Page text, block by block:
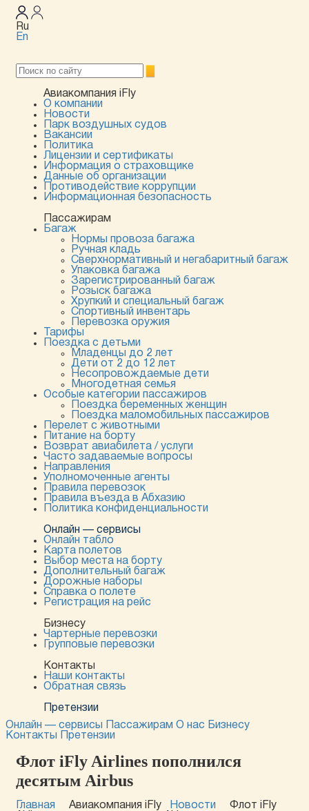
Ru
En
Авиакомпания iFly
О компании
Новости
Парк воздушных судов
Вакансии
Политика
Лицензии и сертификаты
Информация о страховщике
Данные об организации
Противодействие коррупции
Информационная безопасность
Пассажирам
Багаж
Нормы провоза багажа
Ручная кладь
Сверхнормативный и негабаритный багаж
Упаковка багажа
Зарегистрированный багаж
Розыск багажа
Хрупкий и специальный багаж
Спортивный инвентарь
Перевозка оружия
Тарифы
Поездка с детьми
Младенцы до 2 лет
Дети от 2 до 12 лет
Несопровождаемые дети
Многодетная семья
Особые категории пассажиров
Поездка беременных женщин
Поездка маломобильных пассажиров
Перелет с животными
Питание на борту
Возврат авиабилета / услуги
Часто задаваемые вопросы
Направления
Уполномоченные агенты
Правила перевозок
Правила въезда в Абхазию
Политика конфиденциальности
Онлайн — сервисы
Онлайн табло
Карта полетов
Выбор места на борту
Дополнительный багаж
Дорожные наборы
Справка о полете
Регистрация на рейс
Бизнесу
Чартерные перевозки
Групповые перевозки
Контакты
Наши контакты
Обратная связь
Претензии
Онлайн — сервисы
Пассажирам О нас Бизнесу
Контакты
Претензии
Флот iFly Airlines пополнился
десятым Airbus
Главная Авиакомпания iFly Новости
Флот iFly